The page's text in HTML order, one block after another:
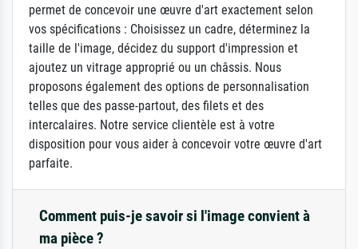
permet de concevoir une œuvre d'art exactement selon
vos spécifications : Choisissez un cadre, déterminez la
taille de l'image, décidez du support d'impression et
ajoutez un vitrage approprié ou un châssis. Nous
proposons également des options de personnalisation
telles que des passe-partout, des filets et des
intercalaires. Notre service clientèle est à votre
disposition pour vous aider à concevoir votre œuvre d'art
parfaite.
Comment puis-je savoir si l'image convient à
ma pièce ?